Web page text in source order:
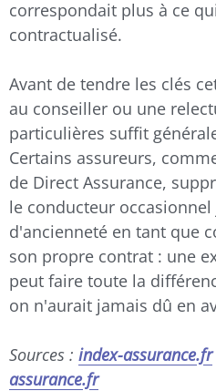
correspondait plus à ce
contractualisé.
Avant de tendre les clés
au conseiller ou une
particulières suffit
Certains assureurs,
de Direct Assurance,
le conducteur
d'ancienneté en tant que
son propre contrat : une
peut faire toute la
on n'aurait jamais dû en
Sources : index-assurance.fr
assurance.fr